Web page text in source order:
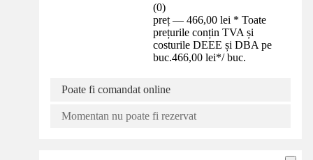
(0)
preț — 466,00 lei * Toate
prețurile conțin TVA și
costurile DEEE și DBA pe
buc.466,00 lei*/ buc.
Poate fi comandat online
Momentan nu poate fi rezervat